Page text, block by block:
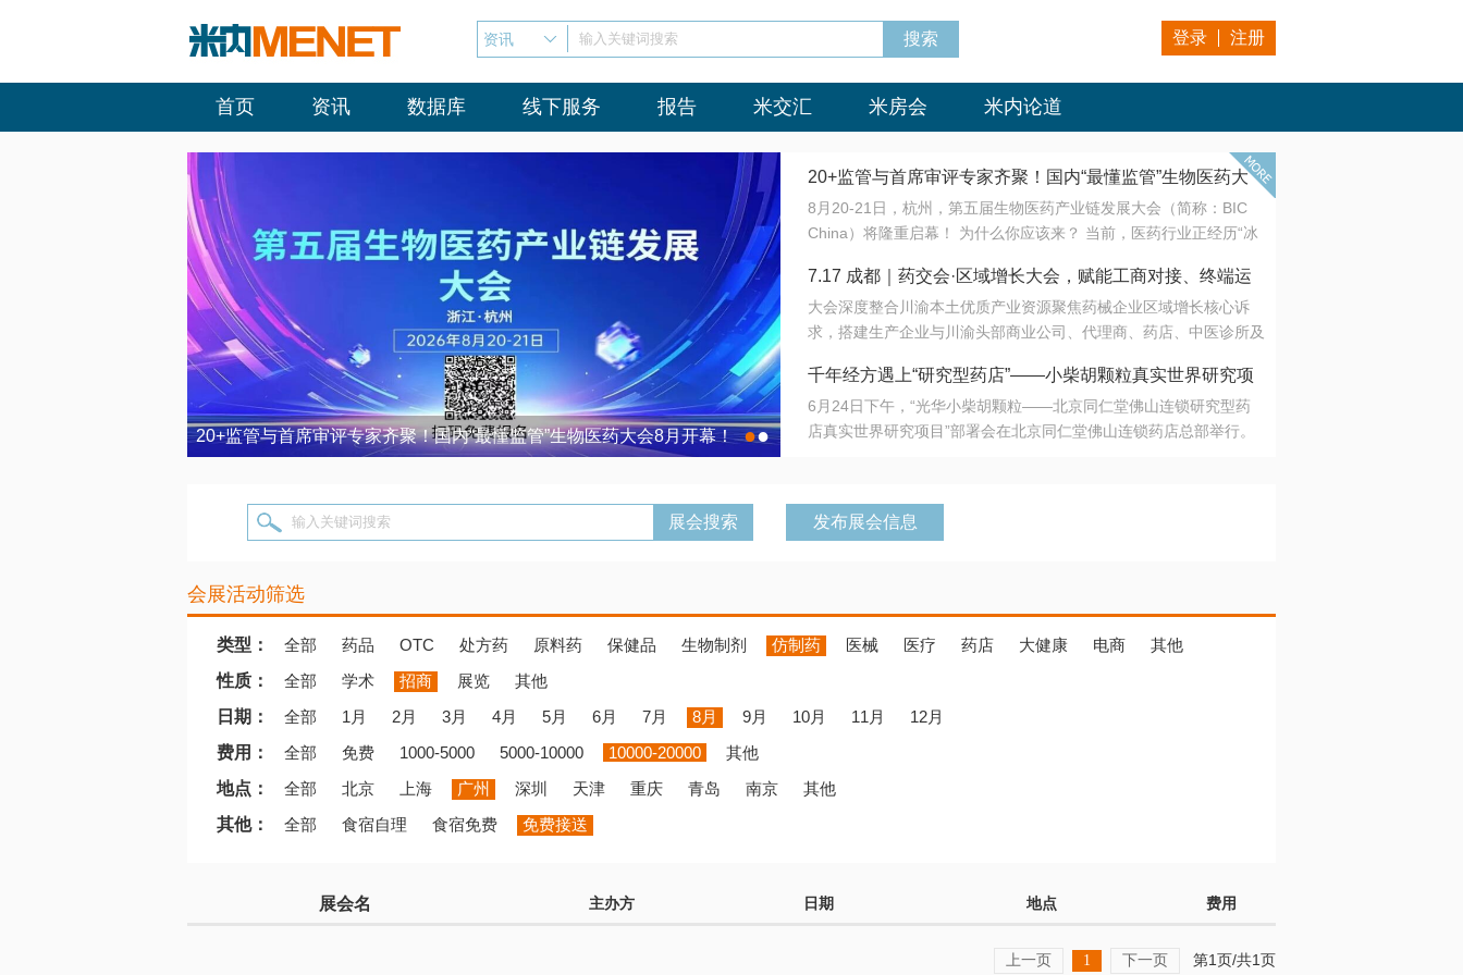
资讯 输入关键词搜索 登录 注册
首页 资讯 数据库 线下服务 报告 米交汇 米房会 米内论道
20+监管与首席审评专家齐聚！国内“最懂监管”生物医药大会8月开幕！ 7.17 成都｜药交会·区域增长大会，赋能工商对接、终端运营
●●
20+监管与首席审评专家齐聚！国内“最懂监管”生物医药大
会8月开幕！
8月20-21日，杭州，第五届生物医药产业链发展大会（简称：BIC
China）将隆重启幕！ 为什么你应该来？ 当前，医药行业正经历“冰
法正重新定义研发效率；另一端是创新药“最后一公里”的支付与入院
难题，呼唤更成熟的产业生态。 同质化“内卷”已无出路，全产业链协
同与出海能力建设才是破局关键。 本届大会以 “重构生态，定义未
算力突围；从中药创新、复杂药物制剂、CGT、多肽与小核酸的技
术攻坚，到CDMO的柔性智造。 我们致力于打破壁垒，让“实验
室”与“生产线”、“研发端”与“支付端”深度对话，更让监管、产业、资
7.17 成都｜药交会·区域增长大会，赋能工商对接、终端运
营
大会深度整合川渝本土优质产业资源聚焦药械企业区域增长核心诉
求，搭建生产企业与川渝头部商业公司、代理商、药店、中医诊所及
域增量份额夯实西南市场战略布局
千年经方遇上“研究型药店”——小柴胡颗粒真实世界研究项
目在北京同仁堂佛山连锁启动
6月24日下午，“光华小柴胡颗粒——北京同仁堂佛山连锁研究型药
店真实世界研究项目”部署会在北京同仁堂佛山连锁药店总部举行。
输入关键词搜索 发布展会信息
会展活动筛选
类型： 全部 药品 OTC 处方药 原料药 保健品 生物制剂 仿制药 医械 医疗 药店 大健康 电商
其他
性质：
全部 学术 招商 展览
其他
日期：
全部 1月 2月 3月 4月 5月 6月 7月 8月 9月 10月 11月
12月
费用：
全部 免费 1000-5000 5000-10000 10000-20000
其他
地点：
全部 北京 上海 广州 深圳 天津 重庆 青岛 南京
其他
其他：
全部 食宿自理 食宿免费 免费接送
展会名 主办方 日期 地点 费用
上一页 1 下一页 第1页/共1页